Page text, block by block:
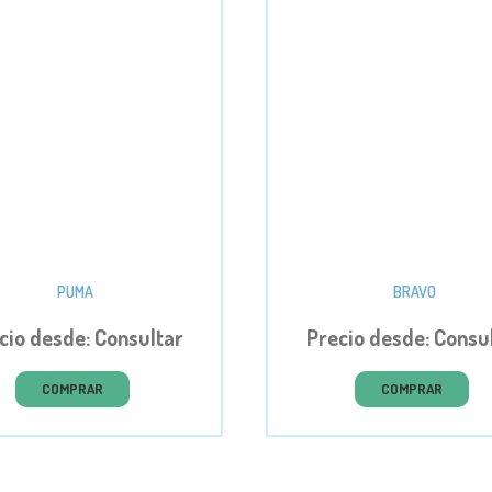
PUMA
desde: Consultar
COMPRAR
BRAVO
Precio desde:
COMPRAR